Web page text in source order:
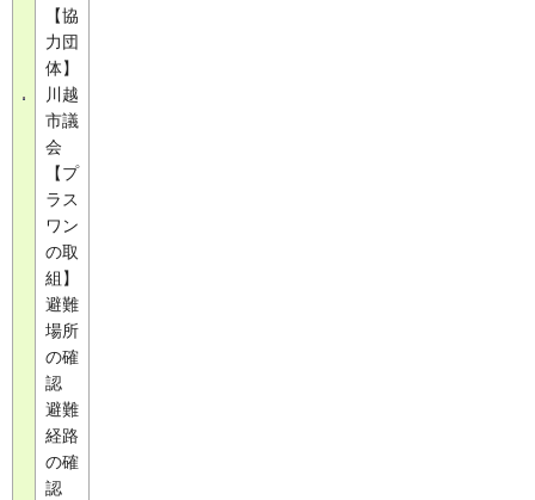
【協
力団
体】
川越
市議
会
【プ
ラス
ワン
の取
組】
避難
場所
の確
認
避難
経路
の確
認